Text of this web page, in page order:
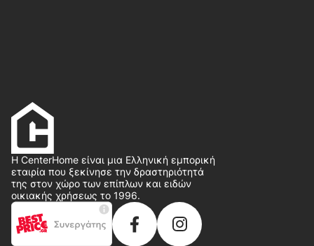
Η CenterHome είναι μια Ελληνική εμπορική
εταιρία που ξεκίνησε την δραστηριότητά
της στον χώρο των επίπλων και ειδών
οικιακής χρήσεως το 1996.